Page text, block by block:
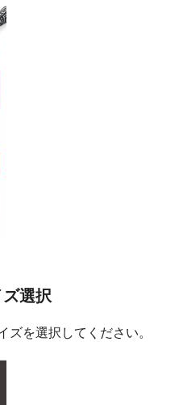
選択
を選択してください。